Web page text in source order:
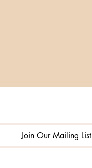
Join Our Mailing List